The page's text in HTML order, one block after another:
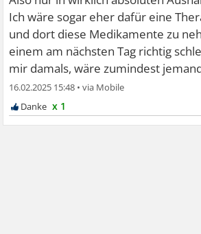
Ich wäre sogar eher dafür eine
und dort diese Medikamente zu
einem am nächsten Tag richtig
mir damals, wäre zumindest
16.02.2025 15:48 •
x 1